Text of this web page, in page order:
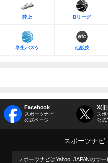
陸上 Bリーグ
学生バスケ 他競技
Facebook
スポーツナビ
公式ページ
X(
スポ
公式
スポーツナビ
スポーツナビはYahoo! JAPANのサ